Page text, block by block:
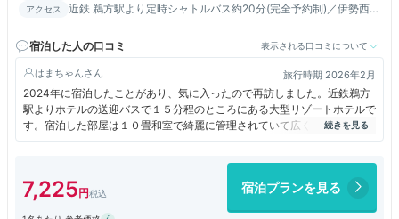
アクセス
近鉄 鵜方駅より定時シャトルバス約20分(完全予約制)／伊勢西Ｉ
宿泊した人の口コミ
表示される口コミについて
はまちゃん 旅行時期 2026年2月
2024年に宿泊したことがあり、気に入ったので再訪しました。近鉄鵜方
駅よりホテルの送迎バスで１５分程のところにある大型リゾートホテルで
す。宿泊した部屋は１０畳和室で綺麗に管理されていて広くて眺望もよく
気持ちよく滞在できました。食事は夕食、朝食ともバイキング方式で、規
フトドリンクは決められた時間内では飲み放題になっており、お酒好きは
にはお得感があると思いました。チェックインで沢山の客が並び、３０分
7,225 宿泊プランを見る